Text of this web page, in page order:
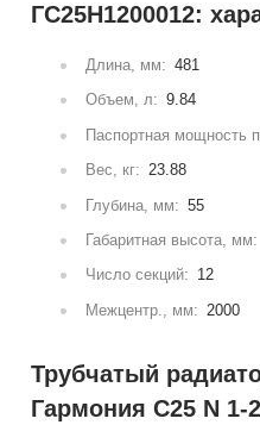
ГС25Н1200012:
Длина, мм: 481
Объем, л: 9.84
Паспортная мощность
Вес, кг: 23.88
Глубина, мм: 55
Габаритная высота, мм:
Число секций: 12
Межцентр., мм: 2000
Трубчатый
Гармония С25 N 1-